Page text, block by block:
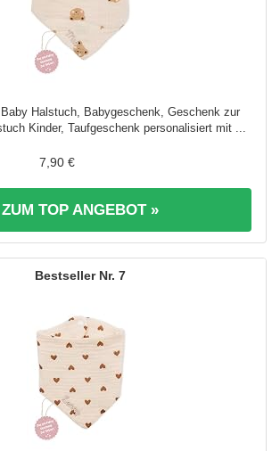
Halstuch, Babygeschenk, Geschenk zur
Kinder, Taufgeschenk personalisiert mit ...
7,90 €
ZUM TOP ANGEBOT »
7